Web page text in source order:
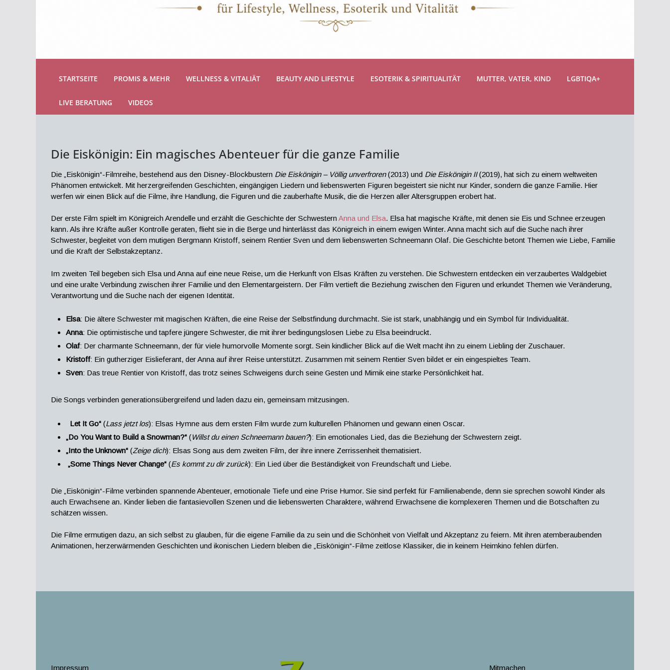
STARTSEITE PROMIS & MEHR WELLNESS & VITALIÄT BEAUTY AND LIFESTYLE ESOTERIK & SPIRITUALITÄT MUTTER, VATER, KIND LGBTIQA+
LIVE BERATUNG VIDEOS
Die Eiskönigin: Ein magisches Abenteuer für die ganze Familie
Die „Eiskönigin“-Filmreihe, bestehend aus den Disney-Blockbustern Die Eiskönigin – Völlig unverfroren(2013) und Die Eiskönigin II(2019), hat sich zu einem weltweiten
Phänomen entwickelt. Mit herzergreifenden Geschichten, eingängigen Liedern und liebenswerten Figuren begeistert sie nicht nur Kinder, sondern die ganze Familie. Hier
werfen wir einen Blick auf die Filme, ihre Handlung, die Figuren und die zauberhafte Musik, die die Herzen aller Altersgruppen erobert hat.
Der erste Film spielt im Königreich Arendelle und erzählt die Geschichte der Schwestern Anna und Elsa. Elsa hat magische Kräfte, mit denen sie Eis und Schnee erzeugen
kann. Als ihre Kräfte außer Kontrolle geraten, flieht sie in die Berge und hinterlässt das Königreich in einem ewigen Winter. Anna macht sich auf die Suche nach ihrer
Schwester, begleitet von dem mutigen Bergmann Kristoff, seinem Rentier Sven und dem liebenswerten Schneemann Olaf. Die Geschichte betont Themen wie Liebe, Familie
und die Kraft der Selbstakzeptanz.
Im zweiten Teil begeben sich Elsa und Anna auf eine neue Reise, um die Herkunft von Elsas Kräften zu verstehen. Die Schwestern entdecken ein verzaubertes Waldgebiet
und eine uralte Verbindung zwischen ihrer Familie und den Elementargeistern. Der Film vertieft die Beziehung zwischen den Figuren und erkundet Themen wie Veränderung,
Verantwortung und die Suche nach der eigenen Identität.
Elsa: Die ältere Schwester mit magischen Kräften, die eine Reise der Selbstfindung durchmacht. Sie ist stark, unabhängig und ein Symbol für Individualität.
Anna: Die optimistische und tapfere jüngere Schwester, die mit ihrer bedingungslosen Liebe zu Elsa beeindruckt.
Olaf: Der charmante Schneemann, der für viele humorvolle Momente sorgt. Sein kindlicher Blick auf die Welt macht ihn zu einem Liebling der Zuschauer.
Kristoff: Ein gutherziger Eislieferant, der Anna auf ihrer Reise unterstützt. Zusammen mit seinem Rentier Sven bildet er ein eingespieltes Team.
Sven: Das treue Rentier von Kristoff, das trotz seines Schweigens durch seine Gesten und Mimik eine starke Persönlichkeit hat.
Die Songs verbinden generationsübergreifend und laden dazu ein, gemeinsam mitzusingen.
Let It Go“ (Lass jetzt los): Elsas Hymne aus dem ersten Film wurde zum kulturellen Phänomen und gewann einen Oscar.
„Do You Want to Build a Snowman?“ (Willst du einen Schneemann bauen?): Ein emotionales Lied, das die Beziehung der Schwestern zeigt.
„Into the Unknown“ (Zeige dich): Elsas Song aus dem zweiten Film, der ihre innere Zerrissenheit thematisiert.
„Some Things Never Change“ (Es kommt zu dir zurück): Ein Lied über die Beständigkeit von Freundschaft und Liebe.
Die „Eiskönigin“-Filme verbinden spannende Abenteuer, emotionale Tiefe und eine Prise Humor. Sie sind perfekt für Familienabende, denn sie sprechen sowohl Kinder als
auch Erwachsene an. Kinder lieben die fantasievollen Szenen und die liebenswerten Charaktere, während Erwachsene die komplexeren Themen und die Botschaften zu
schätzen wissen.
Die Filme ermutigen dazu, an sich selbst zu glauben, für die eigene Familie da zu sein und die Schönheit von Vielfalt und Akzeptanz zu feiern. Mit ihren atemberaubenden
Animationen, herzerwärmenden Geschichten und ikonischen Liedern bleiben die „Eiskönigin“-Filme zeitlose Klassiker, die in keinem Heimkino fehlen dürfen.
Impressum Mitmachen